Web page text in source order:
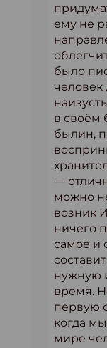
ему не
было
в своём
былин,
—
можно
возник
ничего
самое и
нужную
время.
первую
когда
мире